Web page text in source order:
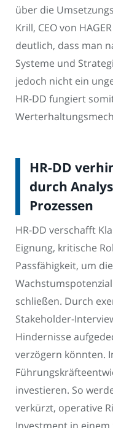
über die
Krill, CEO von
deutlich, dass man
Systeme und
jedoch nicht ein
HR-DD fungiert
HR-DD
durch
Prozessen
HR-DD verschafft
Eignung, kritische
Passfähigkeit, um
schließen. Durch
Stakeholder-
Hindernisse
verzögern könnten.
investieren. So
verkürzt, operative